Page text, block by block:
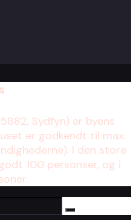
Sydfyn) er byens
er godkendt til max.
I den store
100 personser, og i